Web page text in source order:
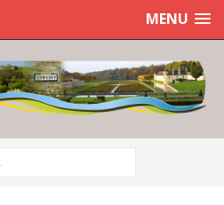
MENU